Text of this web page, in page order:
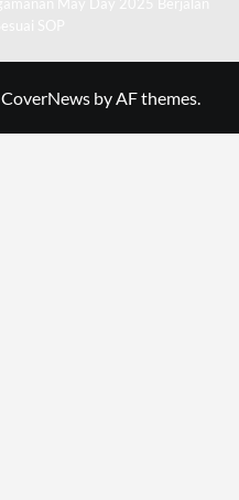
CoverNewsby AF themes.